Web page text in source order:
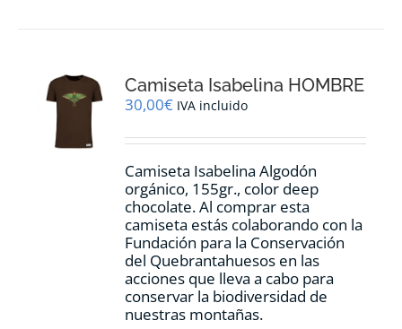
se
pueden
en
página
de
producto
Camiseta Isabelina HOMBRE
30,00€ IVA incluido
Camiseta Isabelina Algodón
orgánico, 155gr., color deep
chocolate.Al comprar esta
camiseta estás colaborando con la
Fundación para la Conservación
del Quebrantahuesos en las
acciones que lleva a cabo para
conservar la biodiversidad de
nuestras montañas.